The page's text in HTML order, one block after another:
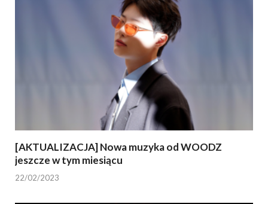
[AKTUALIZACJA] Nowa muzyka od WOODZ
jeszcze w tym miesiącu
22/02/2023